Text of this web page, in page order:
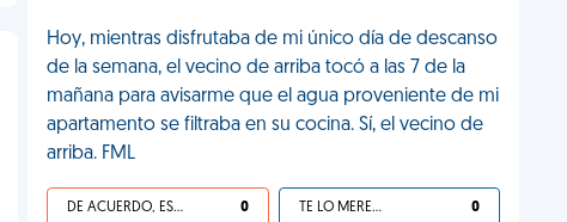
Hoy, mientras disfrutaba de mi único día de descanso
de la semana, el vecino de arriba tocó a las 7 de la
mañana para avisarme que el agua proveniente de mi
apartamento se filtraba en su cocina. Sí, el vecino de
arriba. FML
DE ACUERDO, ES UNA VIDA HP 0 TE LO MERECES 0